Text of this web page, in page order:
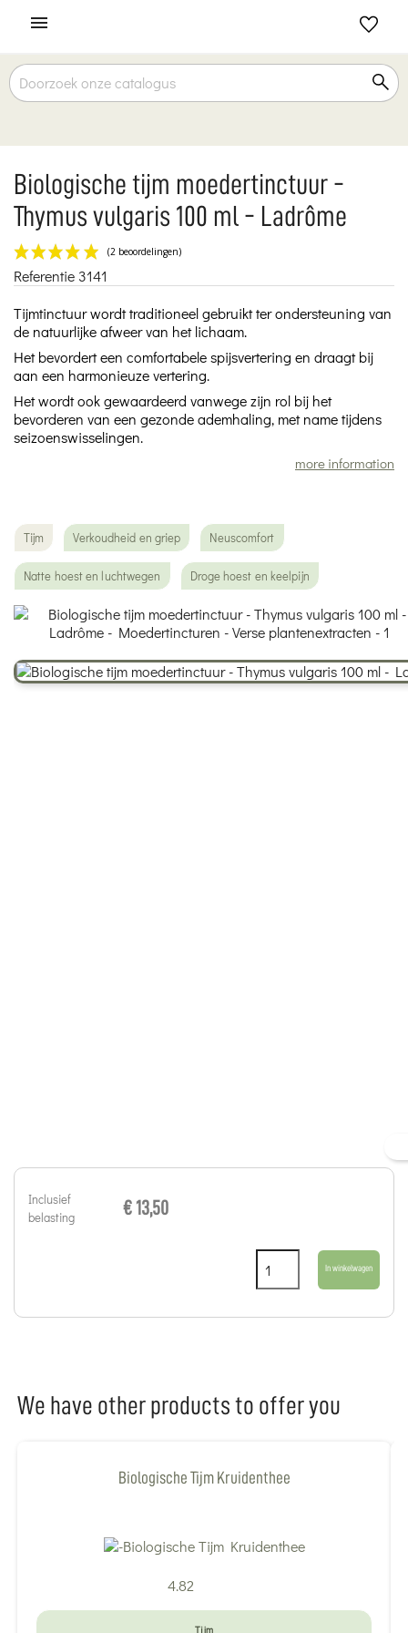

Biologische tijm moedertinctuur -
Thymus vulgaris 100 ml - Ladrôme
Referentie 3141
Tijmtinctuur wordt traditioneel gebruikt ter ondersteuning van
de natuurlijke afweer van het lichaam.
Het bevordert een comfortabele spijsvertering en draagt bij
aan een harmonieuze vertering.
Het wordt ook gewaardeerd vanwege zijn rol bij het
bevorderen van een gezonde ademhaling, met name tijdens
seizoenswisselingen.
more information
Tijm Verkoudheid en griep Neuscomfort
Natte hoest en luchtwegen Droge hoest en keelpijn
Inclusief
belasting
€ 13,50
In winkelwagen
We have other products to offer you
Biologische Tijm Kruidenthee
4.82
Tijm